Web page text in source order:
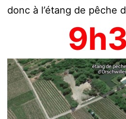
donc à l’étang de pêche